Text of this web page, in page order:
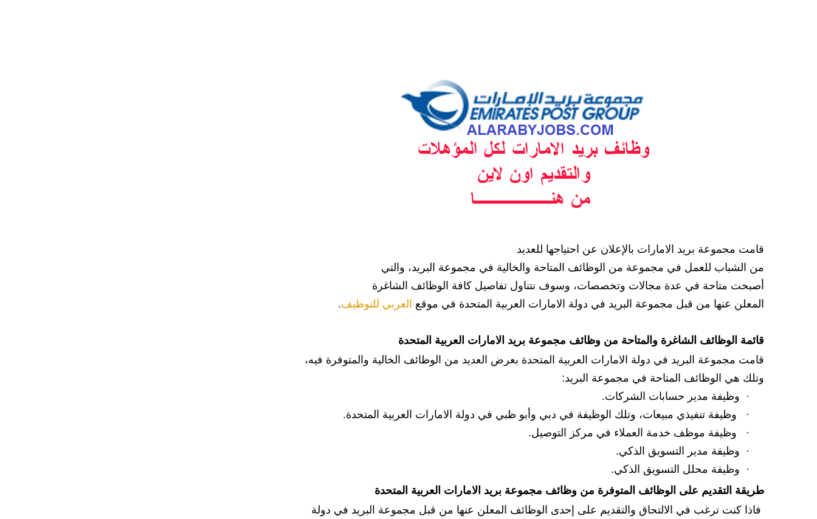
قامت مجموعة بريد الامارات بالإعلان عن احتياجها للعديد
من الشباب للعمل في مجموعة من الوظائف المتاحة والخالية في مجموعة البريد، والتي
أصبحت متاحة في عدة مجالات وتخصصات، وسوف نتناول تفاصيل كافة الوظائف الشاغرة
المعلن عنها من قبل مجموعة البريد في دولة الامارات العربية المتحدة في موقع العربي للتوظيف.
قائمة الوظائف الشاغرة والمتاحة من وظائف مجموعة بريد الامارات العربية المتحدة
وتلك هي الوظائف المتاحة في مجموعة البريد:
·
وظيفة مدير حسابات الشركات.
·
وظيفة تنفيذي مبيعات، وتلك الوظيفة في دبي وأبو ظبي في دولة الامارات العربية المتحدة.
·
وظيفة موظف خدمة العملاء في مركز التوصيل.
·
وظيفة مدير التسويق الذكي.
·
وظيفة محلل التسويق الذكي.
طريقة التقديم على الوظائف المتوفرة من وظائف مجموعة بريد الامارات العربية المتحدة